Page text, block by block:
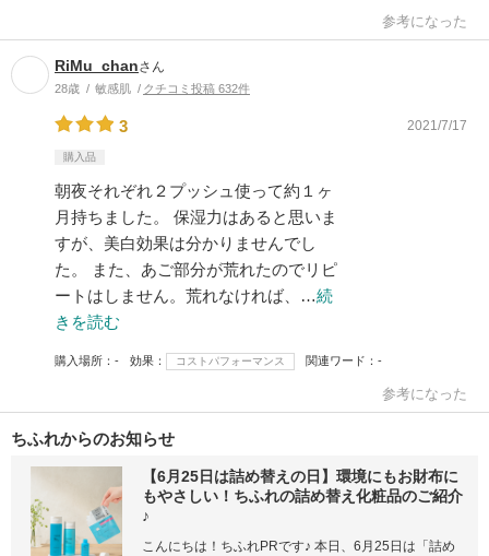
参考になった
RiMu_chanさん
28歳 敏感肌 クチコミ投稿 632件
3 2021/7/17
購入品
朝夜それぞれ２プッシュ使って約１ヶ
月持ちました。 保湿力はあると思いま
すが、美白効果は分かりませんでし
た。 また、あご部分が荒れたのでリピ
ートはしません。荒れなければ、…続
きを読む
購入場所 - 効果 コストパフォーマンス 関連ワード -
参考になった
ちふれからのお知らせ
【6月25日は詰め替えの日】環境にもお財布に
もやさしい！ちふれの詰め替え化粧品のご紹介
♪
こんにちは！ちふれPRです♪ 本日、6月25日は「詰め